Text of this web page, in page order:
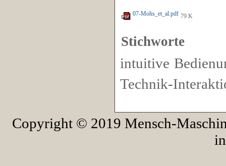
07-Mohs_et_al.pdf 79 K
Stichworte
intuitive
Technik-
Copyright © 2019 Mensch-